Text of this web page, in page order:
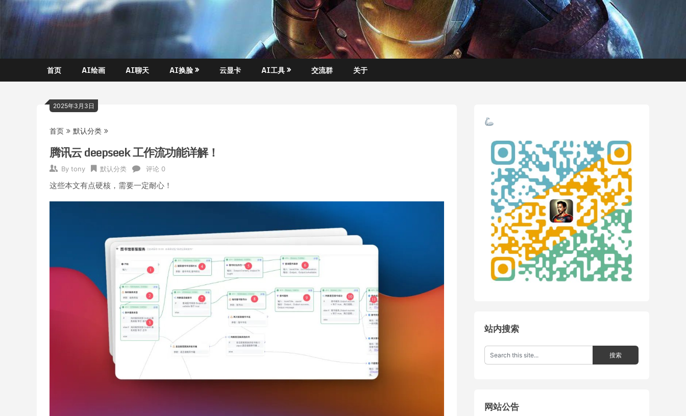
托
尼
不
是
塔
克
玩转
AI黑
科
脸，
AI聊
天….
首页 AI绘画 AI聊天 AI换脸 云显卡 AI工具 交流群 关于
2025年3月3日
首页 默认分类
腾讯云 deepseek 工作流功能详解！
By tony 默认分类 评论 0
这些本文有点硬核，需要一定耐心！
站内搜索
网站公告